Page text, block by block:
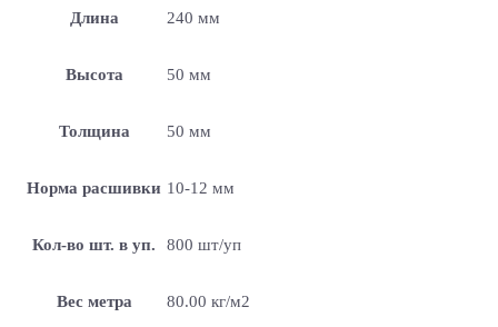
Длина 240 мм
Высота 50 мм
Толщина 50 мм
Норма расшивки 10-12 мм
Кол-во шт. в уп. 800 шт/уп
Вес метра 80.00 кг/м2